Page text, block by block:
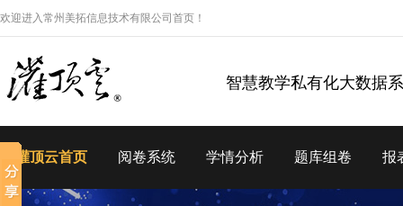
欢迎进入常州美拓信息技术有限公司首页！
智慧教学私有化大数据
灌顶云首页 阅卷系统 学情分析 题库组卷 报